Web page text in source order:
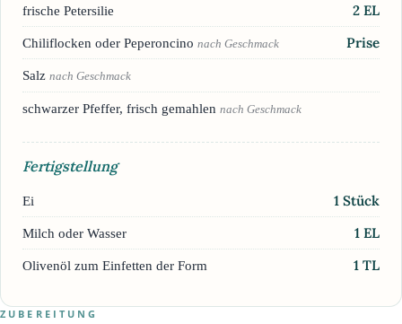
frische Petersilie 2 EL
Chiliflocken oder Peperoncino nach Geschmack Prise
Salz nach Geschmack
schwarzer Pfeffer, frisch gemahlen nach Geschmack
Fertigstellung
Ei 1 Stück
Milch oder Wasser 1 EL
Olivenöl zum Einfetten der Form 1 TL
ZUBEREITUNG